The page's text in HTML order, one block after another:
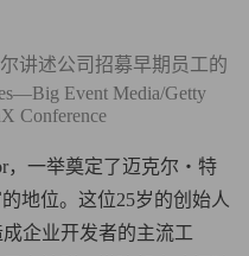
讲述公司招募早期员工的
Event Media/Getty
Conference
，一举奠定了迈克尔・特
地位。这位25岁的创始人
企业开发者的主流工